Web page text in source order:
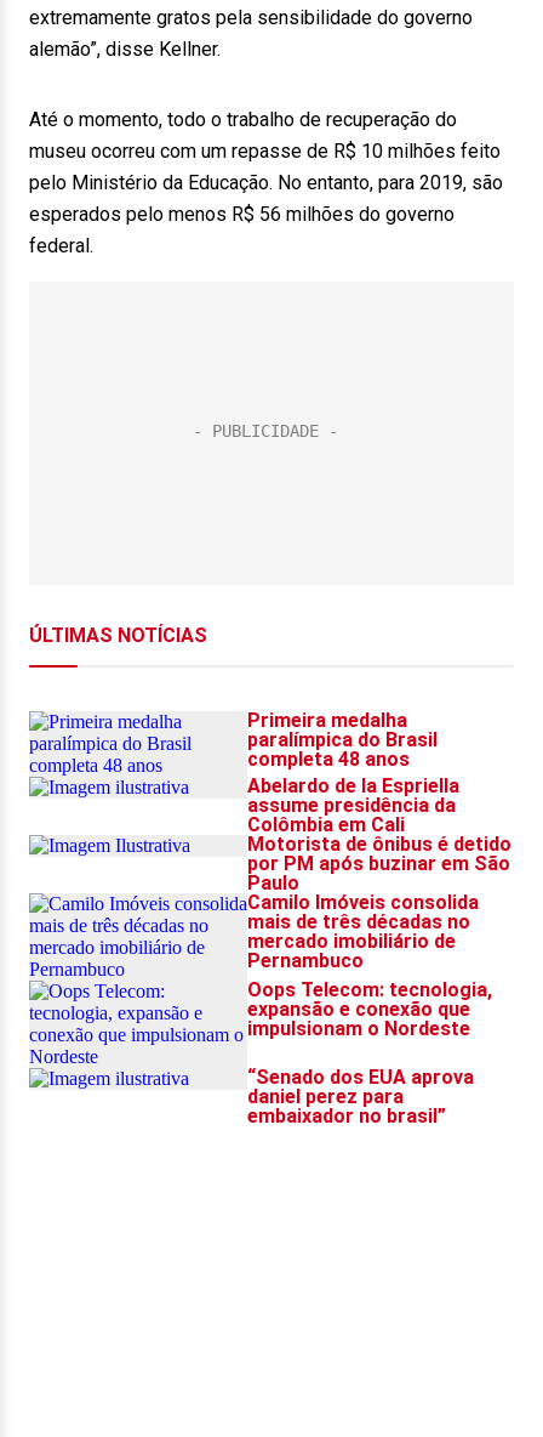
extremamente gratos pela sensibilidade do governo
alemão”, disse Kellner.
Até o momento, todo o trabalho de recuperação do
museu ocorreu com um repasse de R$ 10 milhões feito
pelo Ministério da Educação. No entanto, para 2019, são
esperados pelo menos R$ 56 milhões do governo
federal.